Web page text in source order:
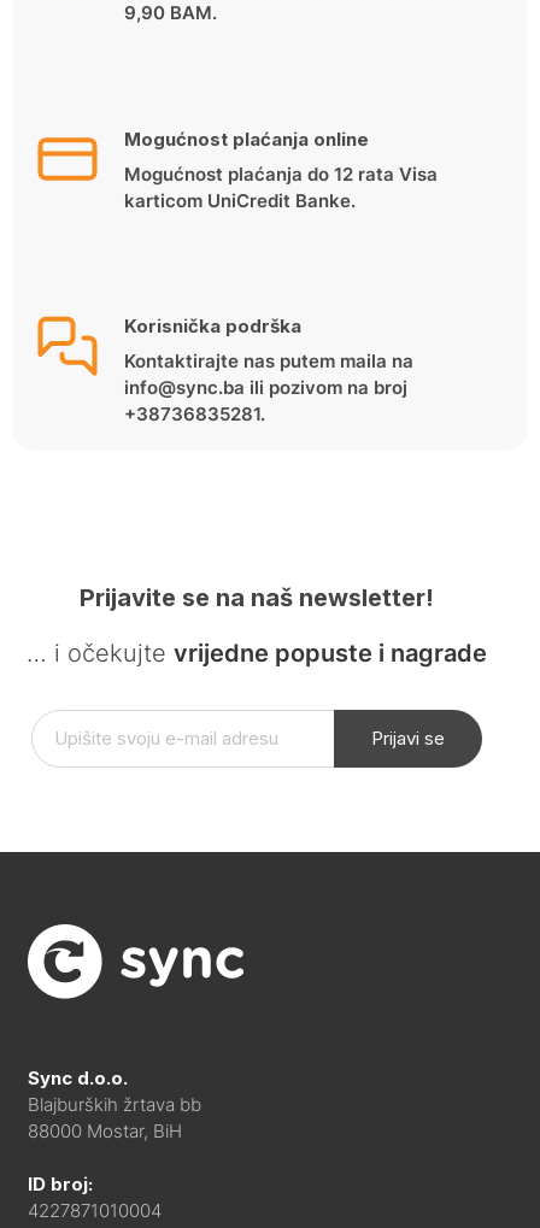
9,90 BAM.
Mogućnost plaćanja online
Mogućnost plaćanja do 12 rata Visa
karticom UniCredit Banke.
Korisnička podrška
Kontaktirajte nas putem maila na
info@sync.ba ili pozivom na broj
+38736835281.
Prijavite se na naš newsletter!
… i očekujte vrijedne popuste i nagrade
Prijavi se
Sync d.o.o.
Blajburških žrtava bb
88000 Mostar, BiH
ID broj:
4227871010004